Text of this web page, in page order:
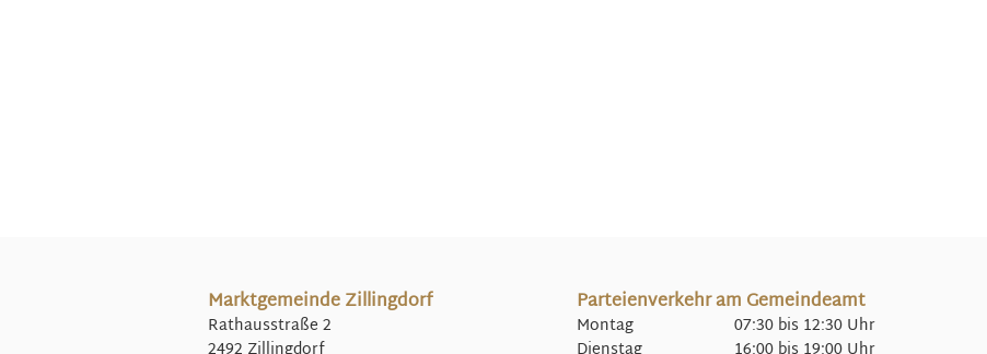
Marktgemeinde Zillingdorf
Rathausstraße 2
Parteienverkehr am Gemeindeamt
Montag 07:30 bis 12:30 Uhr